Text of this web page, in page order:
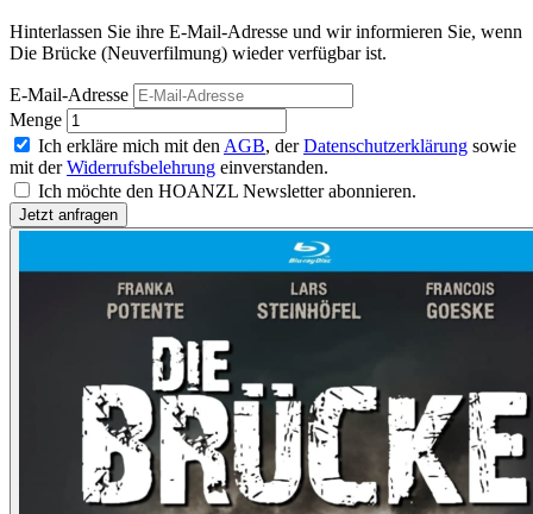
Hinterlassen Sie ihre E-Mail-Adresse und wir informieren Sie, wenn
Die Brücke (Neuverfilmung) wieder verfügbar ist.
E-Mail-Adresse
Menge
Ich erkläre mich mit den AGB, derDatenschutzerklärung sowie
mit derWiderrufsbelehrung einverstanden.
Ich möchte den HOANZL Newsletter abonnieren.